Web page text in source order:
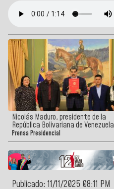
Nicolás Maduro, presidente de la
República Bolivariana de Venezuela
Prensa Presidencial
Publicado: 11/11/2025 08:11 PM